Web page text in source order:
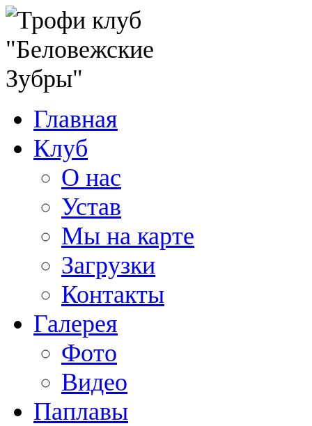
Главная
Клуб
О нас
Устав
Мы на карте
Загрузки
Контакты
Галерея
Фото
Видео
Паплавы